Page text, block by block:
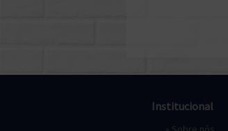
Institucional